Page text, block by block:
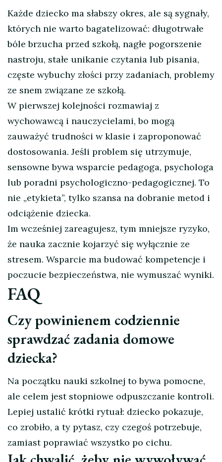
Każde dziecko ma słabszy okres, ale są sygnały,
których nie warto bagatelizować: długotrwałe
bóle brzucha przed szkołą, nagłe pogorszenie
nastroju, stałe unikanie czytania lub pisania,
częste wybuchy złości przy zadaniach, problemy
ze snem związane ze szkołą.
W pierwszej kolejności rozmawiaj z
wychowawcą i nauczycielami, bo mogą
zauważyć trudności w klasie i zaproponować
dostosowania. Jeśli problem się utrzymuje,
sensowne bywa wsparcie pedagoga, psychologa
lub poradni psychologiczno-pedagogicznej. To
nie „etykieta”, tylko szansa na dobranie metod i
odciążenie dziecka.
Im wcześniej zareagujesz, tym mniejsze ryzyko,
że nauka zacznie kojarzyć się wyłącznie ze
stresem. Wsparcie ma budować kompetencje i
poczucie bezpieczeństwa, nie wymuszać wyniki.
FAQ
Czy powinienem codziennie
sprawdzać zadania domowe
dziecka?
Na początku nauki szkolnej to bywa pomocne,
ale celem jest stopniowe odpuszczanie kontroli.
Lepiej ustalić krótki rytuał: dziecko pokazuje,
co zrobiło, a ty pytasz, czy czegoś potrzebuje,
zamiast poprawiać wszystko po cichu.